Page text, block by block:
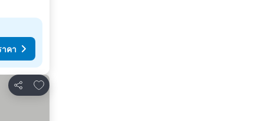
คา
แชร์
เพิ่มในรายการโปรด